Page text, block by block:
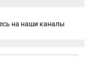
на наши каналы